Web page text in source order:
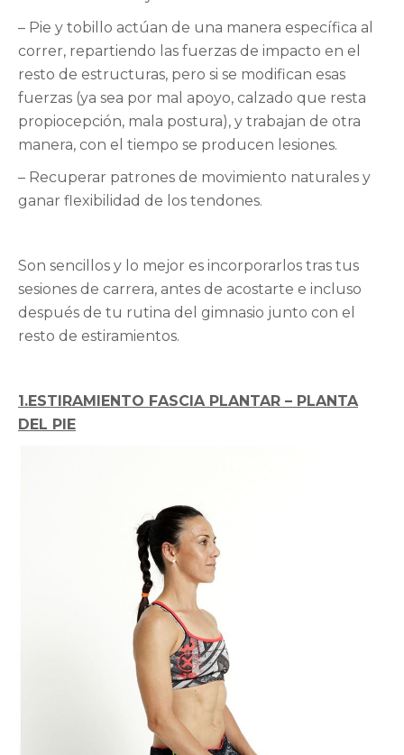
– Pie y tobillo actúan de una manera específica al
correr, repartiendo las fuerzas de impacto en el
resto de estructuras, pero si se modifican esas
fuerzas (ya sea por mal apoyo, calzado que resta
propiocepción, mala postura), y trabajan de otra
manera, con el tiempo se producen lesiones.
– Recuperar patrones de movimiento naturales y
ganar flexibilidad de los tendones.
Son sencillos y lo mejor es incorporarlos tras tus
sesiones de carrera, antes de acostarte e incluso
después de tu rutina del gimnasio junto con el
resto de estiramientos.
1.ESTIRAMIENTO FASCIA PLANTAR – PLANTA
DEL PIE